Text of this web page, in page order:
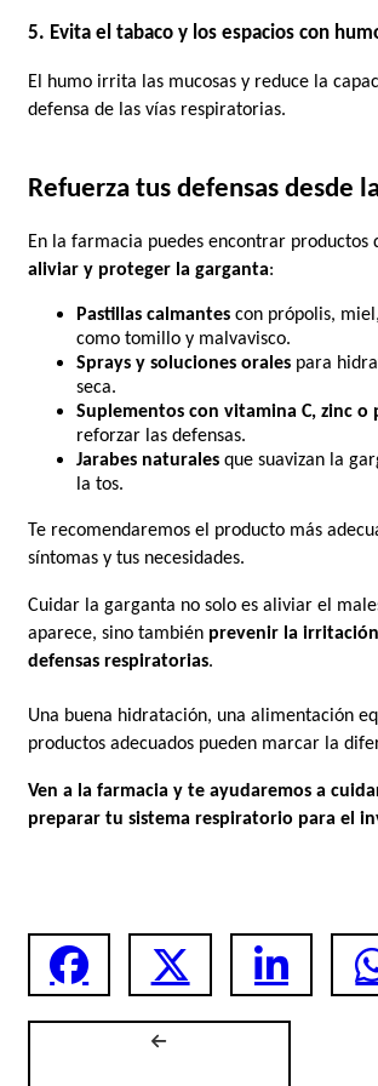
5. Evita el tabaco y los espacios con
El humo irrita las mucosas y reduce la
defensa de las vías respiratorias.
Refuerza tus defensas desde
aliviar y proteger la garganta:
Pastillas calmantes con própolis,
como tomillo y malvavisco.
Sprays y soluciones orales para
seca.
Suplementos con vitamina C, zinc o
reforzar las defensas.
Jarabes naturales que suavizan la
la tos.
Te recomendaremos el producto más
síntomas y tus necesidades.
Cuidar la garganta no solo es aliviar el
aparece, sino también prevenir la
defensas respiratorias.
Una buena hidratación, una alimentación
productos adecuados pueden marcar la
Ven a la farmacia y te ayudaremos a
preparar tu sistema respiratorio para el